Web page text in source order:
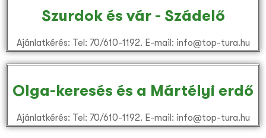
Szurdok és vár - Szádelő
Ajánlatkérés: Tel: 70/610-1192. E-mail: info@top-tura.hu
Olga-keresés és a Mártélyi erdő
Ajánlatkérés: Tel: 70/610-1192. E-mail: info@top-tura.hu